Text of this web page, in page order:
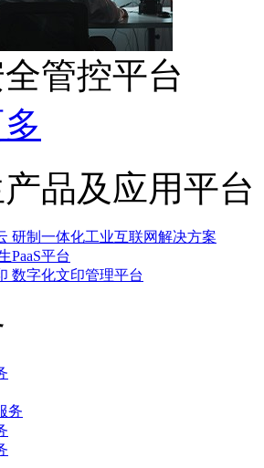
管控平台
品及应用平台
研制一体化工业互联网解决方案
PaaS平台
数字化文印管理平台
务